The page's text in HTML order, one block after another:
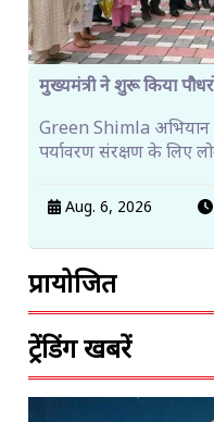
मुख्यमंत्री ने शुरू किया
Green Shimla अभियान
पर्यावरण संरक्षण के लिए
Aug. 6, 2026
प्रायोजित
ट्रेंडिंग खबरें